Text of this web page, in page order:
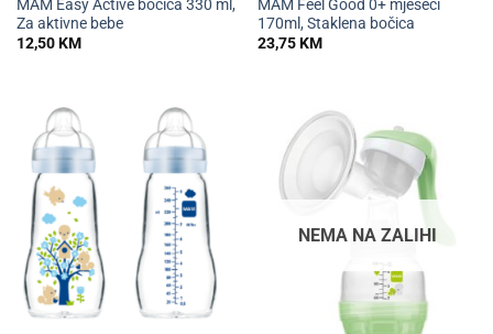
MAM Easy Active bočica 330 ml,
Za aktivne bebe
12,50KM
MAM Feel Good 0+ mjeseci
170ml, Staklena bočica
23,75KM
NEMA NA ZALIHI